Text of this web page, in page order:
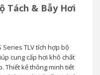
Tách & Bẫy Hơi
Series TLV tích hợp bộ
cung cấp hơi khô chất
Thiết kế thông minh tiết